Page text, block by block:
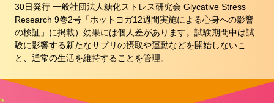
30日発行 一般社団法人糖化ストレス研究会 Glycative Stress
Research 9巻2号「ホットヨガ12週間実施による心身への影響
の検証」に掲載）効果には個人差があります。試験期間中は試
験に影響する新たなサプリの摂取や運動などを開始しないこ
と、通常の生活を維持することを管理。